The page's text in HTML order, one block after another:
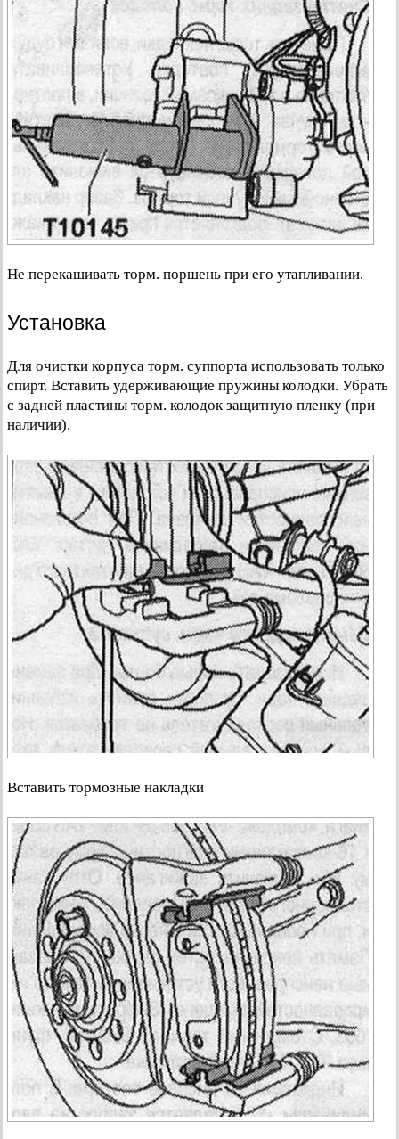
Не перекашивать торм. поршень при его утапливании.
Установка
Для очистки корпуса торм. суппорта использовать только
спирт. Вставить удерживающие пружины колодки. Убрать
с задней пластины торм. колодок защитную пленку (при
наличии).
Вставить тормозные накладки